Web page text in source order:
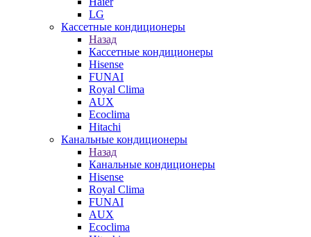
LG
Кассетные кондиционеры
Назад
Кассетные кондиционеры
Hisense
FUNAI
Royal Clima
AUX
Ecoclima
Hitachi
Канальные кондиционеры
Назад
Канальные кондиционеры
Hisense
Royal Clima
FUNAI
AUX
Ecoclima